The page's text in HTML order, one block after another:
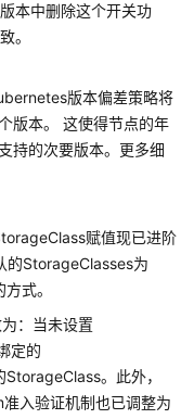
本中删除这个开关功
。
版本偏差策略将
版本。 这使得节点的年
持的次要版本。更多细
赋值现已进阶
的StorageClasses为
式。
：当未设置
定的
。此外，
入验证机制也已调整为